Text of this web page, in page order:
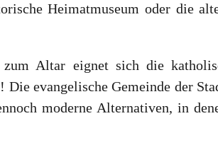
Heimatmuseum oder die
zum Altar eignet sich die
evangelische Gemeinde der
moderne Alternativen, in